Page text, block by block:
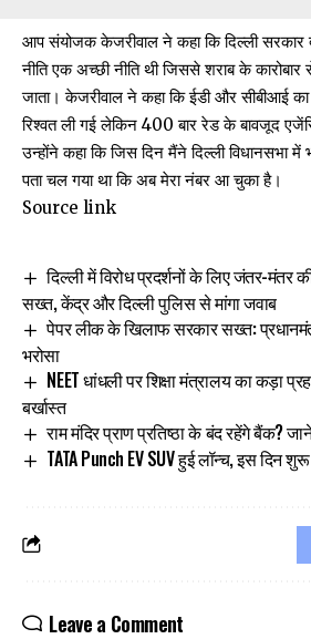
आप संयोजक केजरीवाल ने कहा कि दिल्ली सरकार
नीति एक अच्छी नीति थी जिससे शराब के कारोबार
जाता। केजरीवाल ने कहा कि ईडी और सीबीआई
रिश्वत ली गई लेकिन 400 बार रेड के बावजूद
उन्होंने कहा कि जिस दिन मैंने दिल्ली विधानसभा में
पता चल गया था कि अब मेरा नंबर आ चुका है।
Source link
दिल्ली में विरोध प्रदर्शनों के लिए जंतर-मंतर
सख्त, केंद्र और दिल्ली पुलिस से मांगा जवाब
पेपर लीक के खिलाफ सरकार सख्त:
भरोसा
NEET धांधली पर शिक्षा मंत्रालय का कड़ा
बर्खास्त
राम मंदिर प्राण प्रतिष्ठा के बंद रहेंगे बैंक?
TATA Punch EV SUV हुई लॉन्च, इस दिन
Leave a Comment